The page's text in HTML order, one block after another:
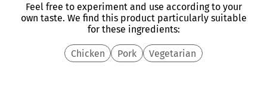
Feel free to experiment and use according to your
own taste. We find this product particularly suitable
for these ingredients:
Chicken Pork Vegetarian